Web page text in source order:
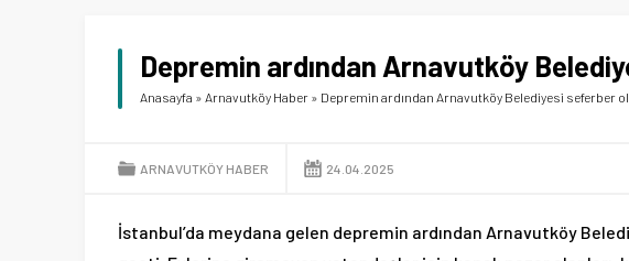
Depremin ardından Arnavutköy
Anasayfa » Arnavutköy Haber » Depremin ardından Arnavutköy Belediyesi seferber
ARNAVUTKÖY HABER 24.04.2025
İstanbul’da meydana gelen depremin ardından Arnavutköy